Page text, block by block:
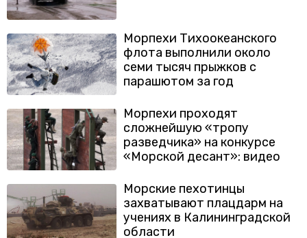
Морпехи Тихоокеанского
флота выполнили около
семи тысяч прыжков с
парашютом за год
Морпехи проходят
сложнейшую «тропу
разведчика» на конкурсе
«Морской десант»: видео
Морские пехотинцы
захватывают плацдарм на
учениях в Калининградской
области